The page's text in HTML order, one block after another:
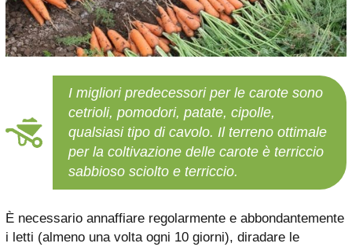
I migliori predecessori per le carote sono
cetrioli, pomodori, patate, cipolle,
qualsiasi tipo di cavolo. Il terreno ottimale
per la coltivazione delle carote è terriccio
sabbioso sciolto e terriccio.
È necessario annaffiare regolarmente e abbondantemente
i letti (almeno una volta ogni 10 giorni), diradare le